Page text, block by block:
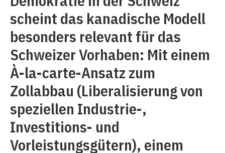
scheint das kanadische Modell
besonders relevant für das
Schweizer Vorhaben: Mit einem
À-la-carte-Ansatz zum
Zollabbau (Liberalisierung von
speziellen Industrie-,
Investitions- und
Vorleistungsgütern), einem